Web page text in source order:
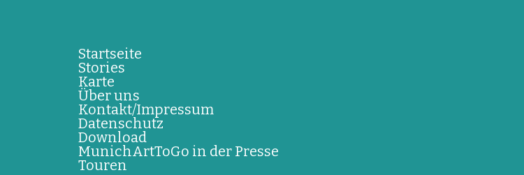
Startseite
Stories
Karte
Über uns
Kontakt/Impressum
Datenschutz
Download
MunichArtToGo in der Presse
Touren